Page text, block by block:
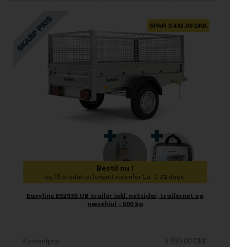
SPAR 3.432,00 DKK
Bestil nu !
og få produktet leveret indenfor Ca. 1-21 dage
Easyline ES203S UB trailer inkl. netsider, trailernet og
næsehjul - 500 kg
Kontantpris
6.990,00 DKK